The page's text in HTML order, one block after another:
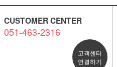
CUSTOMER CENTER
051-463-2316
고객센터
연결하기